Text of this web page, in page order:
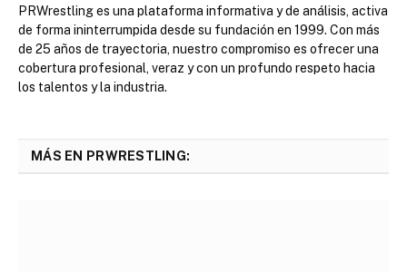
PRWrestling es una plataforma informativa y de análisis, activa
de forma ininterrumpida desde su fundación en 1999. Con más
de 25 años de trayectoria, nuestro compromiso es ofrecer una
cobertura profesional, veraz y con un profundo respeto hacia
los talentos y la industria.
MÁS EN PRWRESTLING: